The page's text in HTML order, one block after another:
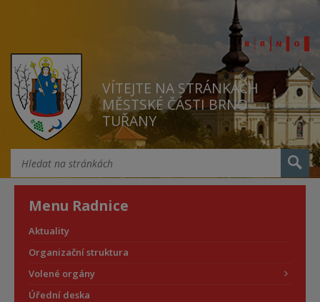
VÍTEJTE NA STRÁNKÁCH
MĚSTSKÉ ČÁSTI BRNO
TUŘANY
Menu Radnice
Aktuality
Organizační struktura
Volené orgány
Úřední deska